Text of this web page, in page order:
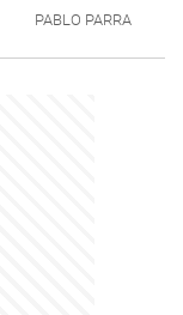
PABLO PARRA